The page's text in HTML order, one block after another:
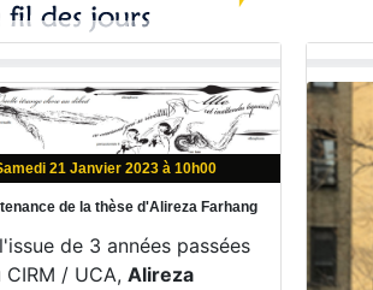
21 Janvier 2023 à 10h00
de la thèse d'Alireza Farhang
de 3 années passées
CIRM / UCA, Alireza